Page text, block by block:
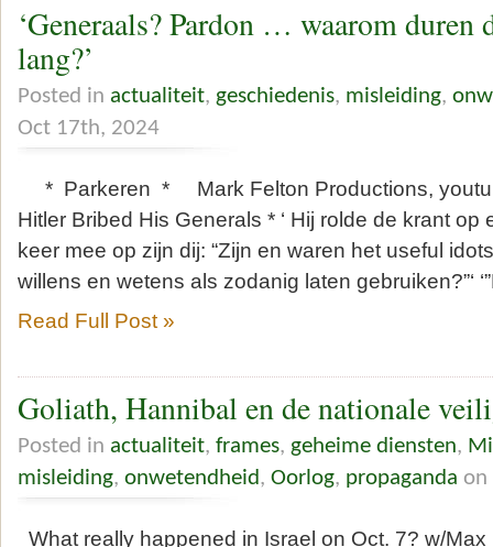
‘Generaals? Pardon … waarom duren
lang?’
Posted in actualiteit, geschiedenis, misleiding,
Oct 17th, 2024
* Parkeren * Mark Felton Productions,
Hitler Bribed His Generals * ‘ Hij rolde de krant op
keer mee op zijn dij: “Zijn en waren het useful
willens en wetens als zodanig laten gebruiken?”‘
Read Full Post »
Goliath, Hannibal en de nationale
Posted in actualiteit, frames, geheime diensten,
misleiding, onwetendheid, Oorlog, propaganda on
What really happened in Israel on Oct. 7? w/